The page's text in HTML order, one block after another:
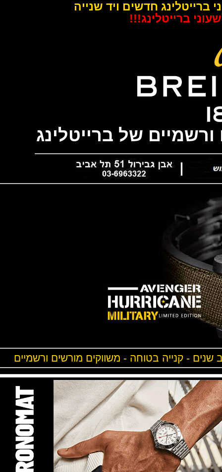
חדשים ויד שנייה
ברייטלינג!!!
של ברייטלינג
- קנייה בטוחה - משווקים מורשים ורשמיים